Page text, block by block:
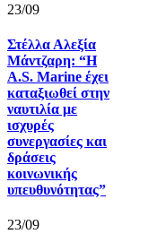
23/09
Στέλλα Αλεξία
Μάντζαρη: “Η
A.S. Marine έχει
καταξιωθεί στην
ναυτιλία με
ισχυρές
συνεργασίες και
δράσεις
κοινωνικής
υπευθυνότητας”
23/09